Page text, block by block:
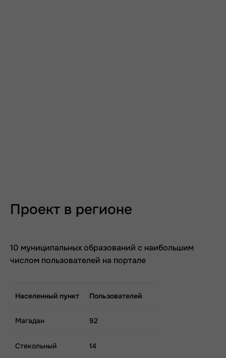
Проект в регионе
10 муниципальных образований с наибольшим
числом пользователей на портале
Населенный пункт Пользователей
Магадан 92
Стекольный 14